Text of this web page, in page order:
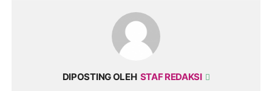
DIPOSTING OLEH STAF REDAKSI